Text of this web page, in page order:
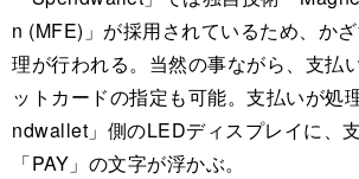
n (MFE)」が採用されているため、か
理が行われる。当然の事ながら、支払
ットカードの指定も可能。支払いが処
ndwallet」側のLEDディスプレイに、
「PAY」の文字が浮かぶ。